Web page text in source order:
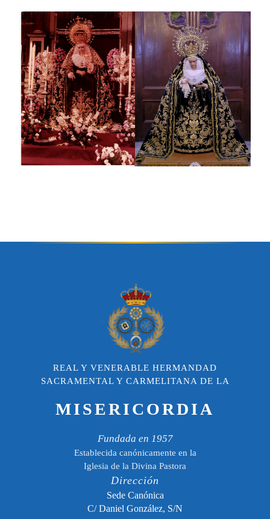
REAL Y VENERABLE HERMANDAD
SACRAMENTAL Y CARMELITANA DE LA
MISERICORDIA
Fundada en 1957
Establecida canónicamente en la
Iglesia de la Divina Pastora
Dirección
Sede Canónica
C/ Daniel González, S/N